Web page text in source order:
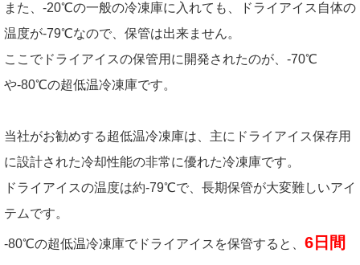
また、-20℃の一般の冷凍庫に入れても、ドライアイス自体の
温度が-79℃なので、保管は出来ません。
ここでドライアイスの保管用に開発されたのが、-70℃
や-80℃の超低温冷凍庫です。
当社がお勧めする超低温冷凍庫は、主にドライアイス保存用
に設計された冷却性能の非常に優れた冷凍庫です。
ドライアイスの温度は約-79℃で、長期保管が大変難しいアイ
テムです。
-80℃の超低温冷凍庫でドライアイスを保管すると、 6日間